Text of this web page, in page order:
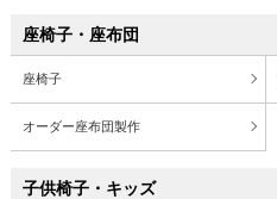
座椅子・座布団
座椅子
オーダー座布団製作
子供椅子・キッズ